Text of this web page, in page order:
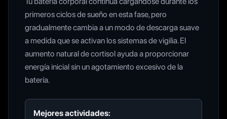
primeros ciclos de sueño en esta fase, pero
gradualmente cambia a un modo de descarga suave
a medida que se activan los sistemas de vigilia. El
aumento natural de cortisol ayuda a proporcionar
energía inicial sin un agotamiento excesivo de la
batería.
Mejores actividades: